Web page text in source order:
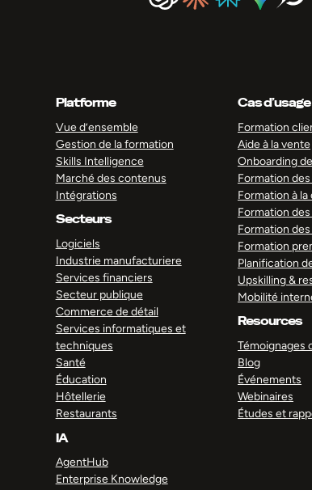
Platforme
Vue d’ensemble
Gestion de la formation
Skills Intelligence
Marché des contenus
Intégrations
Secteurs
Logiciels
Industrie manufacturiere
Services financiers
Secteur publique
Commerce de détail
Services informatiques et
techniques
Santé
Éducation
Hôtellerie
Restaurants
IA
AgentHub
Enterprise Knowledge
Cas d’usage
Formation
Aide à la vente
Onboarding
Formation
Formation à
Formation
Formation
Formation
Planification
Upskilling &
Mobilité
Resources
Témoignages
Blog
Événements
Webinaires
Études et